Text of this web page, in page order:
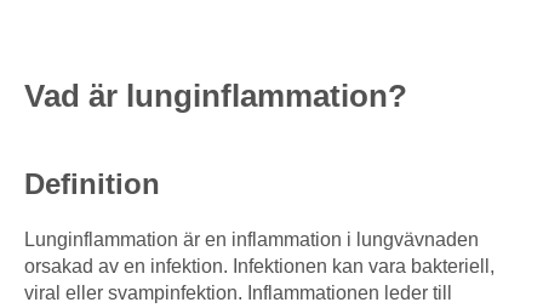
Vad är lunginflammation?
Definition
Lunginflammation är en inflammation i lungvävnaden
orsakad av en infektion. Infektionen kan vara bakteriell,
viral eller svampinfektion. Inflammationen leder till